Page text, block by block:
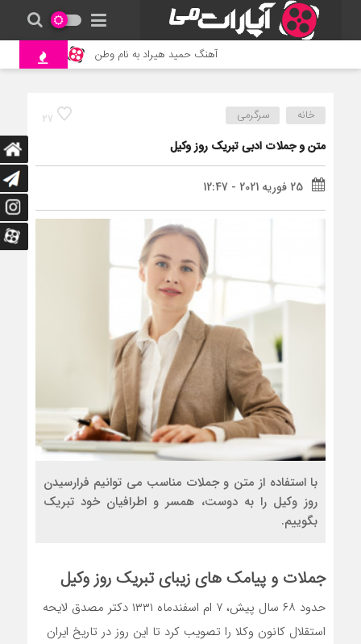
آهنگ حمید هیراد به نام وطن جنگ و نبرد
27 خانه سرگرمی
متن و جملات ادبی تبریک روز وکیل
25 فوریه 2021 - 12:47
با استفاده از متن و جملات مناسب می توانیم فرارسیدن
روز وکیل را به دوست، همسر و اطرافیان خود تبریک
بگوییم.
جملات و پیامک های زیبای تبریکروز وکیل
حدود ۶۸ سال پیش، ۷ ام اسفندماه ۱۳۳۱ دکتر مصدق لایحه
استقلال کانون وکلا را تصویب کرد تا این روز در تاریخ ایران